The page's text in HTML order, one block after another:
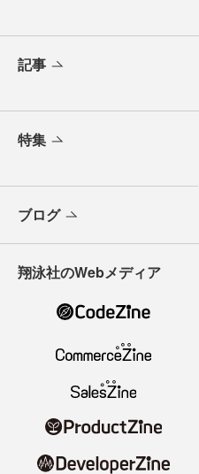
記事
特集
ブログ
翔泳社のWebメディア